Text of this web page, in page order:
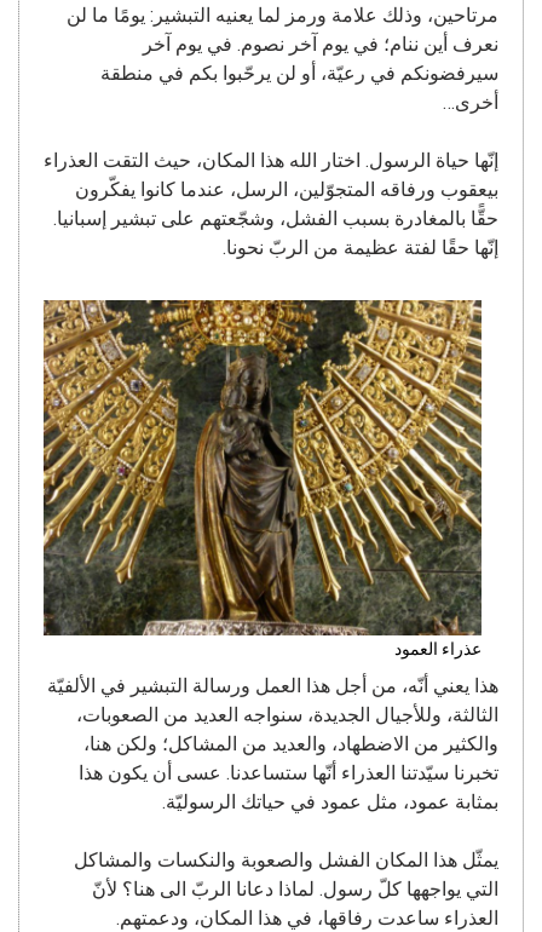
مرتاحين، وذلك علامة ورمز لما يعنيه التبشير: يومًا ما لن
نعرف أين ننام؛ في يوم آخر نصوم. في يوم آخر
سيرفضونكم في رعيّة، أو لن يرحّبوا بكم في منطقة
أخرى…
إنّها حياة الرسول. اختار الله هذا المكان، حيث التقت العذراء
بيعقوب ورفاقه المتجوّلين، الرسل، عندما كانوا يفكّرون
حقًّا بالمغادرة بسبب الفشل، وشجّعتهم على تبشير إسبانيا.
إنّها حقًا لفتة عظيمة من الربّ نحونا.
عذراء العمود
هذا يعني أنّه، من أجل هذا العمل ورسالة التبشير في الألفيّة
الثالثة، وللأجيال الجديدة، سنواجه العديد من الصعوبات،
والكثير من الاضطهاد، والعديد من المشاكل؛ ولكن هنا،
تخبرنا سيّدتنا العذراء أنّها ستساعدنا. عسى أن يكون هذا
بمثابة عمود، مثل عمود في حياتك الرسوليّة.
يمثّل هذا المكان الفشل والصعوبة والنكسات والمشاكل
التي يواجهها كلّ رسول. لماذا دعانا الربّ الى هنا؟ لأنّ
العذراء ساعدت رفاقها، في هذا المكان، ودعمتهم.